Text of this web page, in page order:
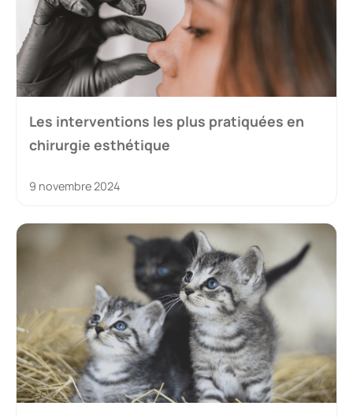
Les interventions les plus pratiquées en
chirurgie esthétique
9 novembre 2024